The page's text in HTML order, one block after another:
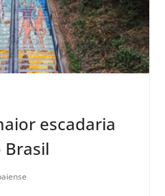
escadaria
Brasil